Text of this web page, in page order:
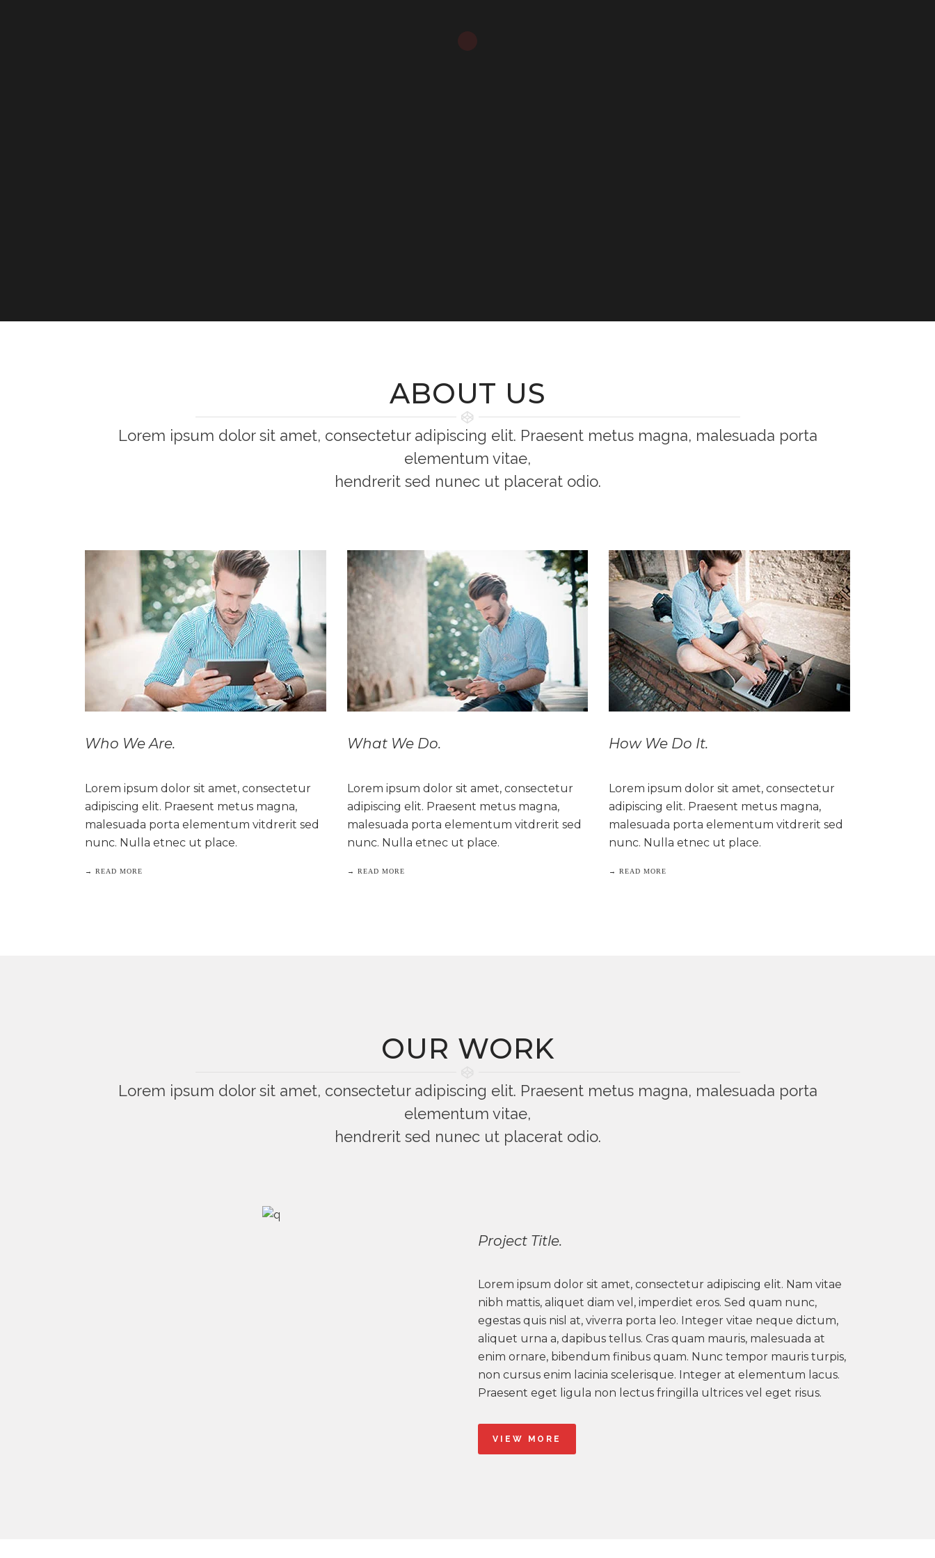
ABOUT US
Lorem ipsum dolor sit amet, consectetur adipiscing elit. Praesent metus magna, malesuada porta
elementum vitae,
hendrerit sed nunec ut placerat odio.
Who We Are.
Lorem ipsum dolor sit amet, consectetur
adipiscing elit. Praesent metus magna,
malesuada porta elementum vitdrerit sed
nunc. Nulla etnec ut place.
→ READ MORE
What We Do.
Lorem ipsum dolor sit amet, consectetur
adipiscing elit. Praesent metus magna,
malesuada porta elementum vitdrerit sed
nunc. Nulla etnec ut place.
→ READ MORE
How We Do It.
Lorem ipsum dolor sit amet, consectetur
adipiscing elit. Praesent metus magna,
malesuada porta elementum vitdrerit sed
nunc. Nulla etnec ut place.
→ READ MORE
OUR WORK
Lorem ipsum dolor sit amet, consectetur adipiscing elit. Praesent metus magna, malesuada porta
elementum vitae,
hendrerit sed nunec ut placerat odio.
Project Title.
Lorem ipsum dolor sit amet, consectetur adipiscing elit. Nam vitae
nibh mattis, aliquet diam vel, imperdiet eros. Sed quam nunc,
egestas quis nisl at, viverra porta leo. Integer vitae neque dictum,
aliquet urna a, dapibus tellus. Cras quam mauris, malesuada at
enim ornare, bibendum finibus quam. Nunc tempor mauris turpis,
non cursus enim lacinia scelerisque. Integer at elementum lacus.
Praesent eget ligula non lectus fringilla ultrices vel eget risus.
VIEW MORE